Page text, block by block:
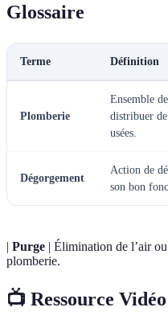
Glossaire
Terme Définition
Plomberie
Ensemble
distribuer de
usées.
Dégorgement
Action de
son bon
| Purge | Élimination de l’air
plomberie.
📺 Ressource Vidéo